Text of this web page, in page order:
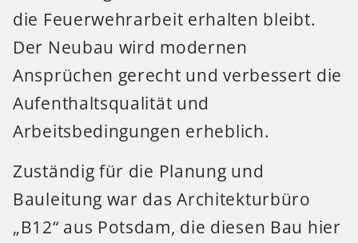
die Feuerwehrarbeit erhalten bleibt.
Der Neubau wird modernen
Ansprüchen gerecht und verbessert die
Aufenthaltsqualität und
Arbeitsbedingungen erheblich.
Zuständig für die Planung und
Bauleitung war das Architekturbüro
„B12“ aus Potsdam, die diesen Bau hier